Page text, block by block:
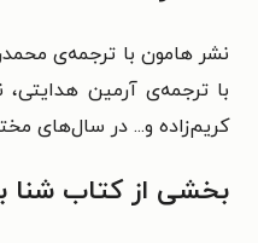
نشر هامون با ترجمه‌ی
با ترجمه‌یآرمین
کریم‌زاده و... در سال‌های
بخشی از کتاب شنا